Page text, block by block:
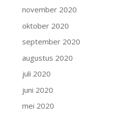
november 2020
oktober 2020
september 2020
augustus 2020
juli 2020
juni 2020
mei 2020